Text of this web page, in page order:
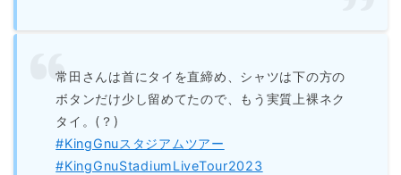
常田さんは首にタイを直締め、シャツは下の方の
ボタンだけ少し留めてたので、もう実質上裸ネク
タイ。(？)
#KingGnuスタジアムツアー
#KingGnuStadiumLiveTour2023